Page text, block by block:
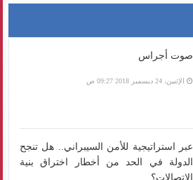
صوت أجراس
الإثنين، 24 ديسمبر 2018 09:27 ص
عبر استراتيجية للأمن السيبراني.. هل تنجح
الدولة في الحد من أخطار اختراق بنية
الاتصالات؟